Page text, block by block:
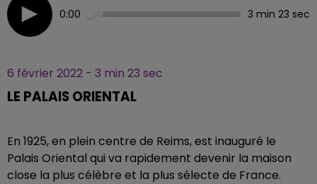
0:00 3 min 23 sec
6 février 2022 - 3 min 23 sec
LE PALAIS ORIENTAL
En 1925, en plein centre de Reims, est inauguré le
Palais Oriental qui va rapidement devenir la maison
close la plus célèbre et la plus sélecte de France.